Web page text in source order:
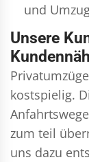
und
Unsere
kostspielig.
zum teil
uns dazu